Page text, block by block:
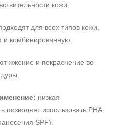
кожи.
для всех типов кожи,
комбинированную.
жжение и покраснение во
низкая
позволяет использовать PHA
SPF).